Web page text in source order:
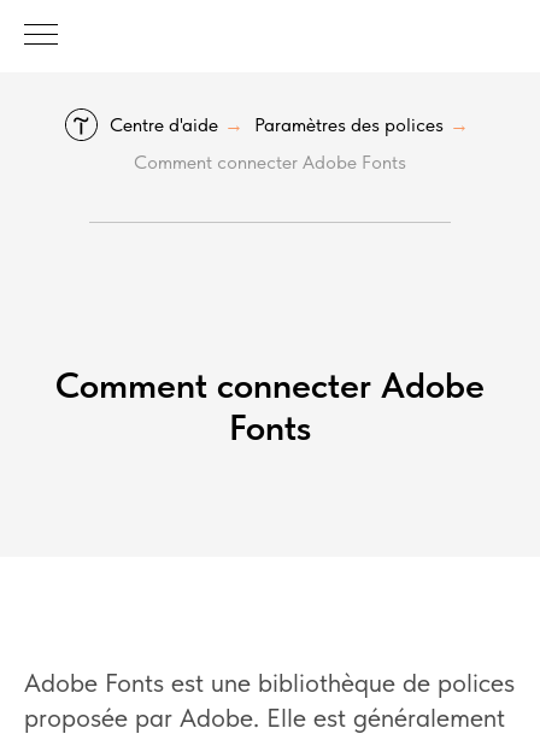
Centre d'aide → Paramètres des polices →
Comment connecter Adobe Fonts
Comment connecter Adobe
Fonts
Adobe Fonts est une bibliothèque de polices
proposée par Adobe. Elle est généralement